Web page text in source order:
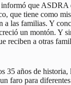
que ASDRA
que tiene como
a las familias. Y
un montón. Y
reciben a otras
35 años de historia,
faro para